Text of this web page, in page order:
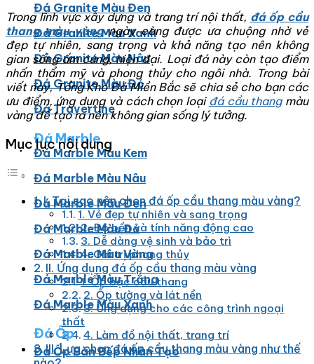
Đá Granite Màu Đen
Đá Granite Màu Xanh
Đá Granite Màu Nâu
Đá Granite Màu Đỏ
Đá Travertine
Đá Marble
Đá Marble Màu Kem
Đá Marble Màu Nâu
Đá Marble Màu Đen
Đá Marble Màu Đỏ
Đá Marble Màu Vàng
Đá Marble Màu Trắng
Đá Marble Màu Xanh
Đá Ốp
Đá Ốp Bàn Bếp Nhân Tạo​
Trong lĩnh vực xây dựng và trang trí nội thất, đá ốp cầu
thang màu vàngngày càng được ưa chuộng nhờ vẻ
đẹp tự nhiên, sang trọng và khả năng tạo nên không
gian sống ấm cúng, hiện đại. Loại đá này còn tạo điểm
nhấn thẩm mỹ và phong thủy cho ngôi nhà. Trong bài
viết này, Tổng Kho Đá Miền Bắc sẽ chia sẻ cho bạn các
ưu điểm, ứng dụng và cách chọn loại đá cầu thangmàu
vàng để tạo ra nên không gian sống lý tưởng.
Mục lục nội dung
I. Tại sao nên chọn đá ốp cầu thang màu vàng?
1. Vẻ đẹp tự nhiên và sang trọng
2. Độ bền và tính năng động cao
3. Dễ dàng vệ sinh và bảo trì
4. Giá trị phong thủy
II. Ứng dụng đá ốp cầu thang màu vàng
1. Ốp bậc cầu thang
2. Ốp tường và lát nền
3. Ứng dụng cho các công trình ngoại
thất
4. Làm đồ nội thất, trang trí
III. Lựa chọn đá ốp cầu thang màu vàng như thế